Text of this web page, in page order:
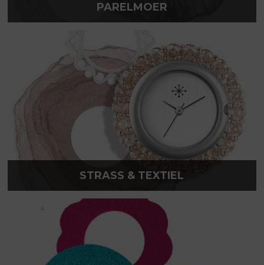
PARELMOER
STRASS & TEXTIEL